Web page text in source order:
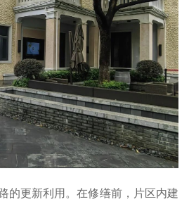
的更新利用。在修缮前，片区内建